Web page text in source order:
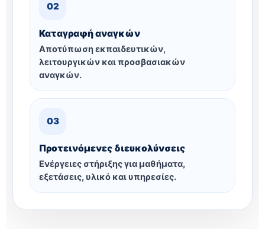
02
Καταγραφή αναγκών
Αποτύπωση εκπαιδευτικών,
λειτουργικών και προσβασιακών
αναγκών.
03
Προτεινόμενες διευκολύνσεις
Ενέργειες στήριξης για μαθήματα,
εξετάσεις, υλικό και υπηρεσίες.